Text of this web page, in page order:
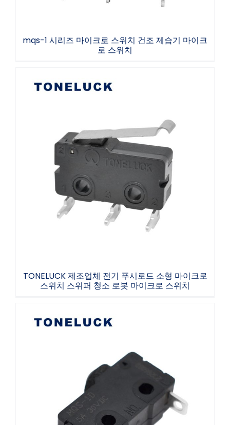
mqs-1 시리즈 마이크로 스위치 건조 제습기 마이크
로 스위치
TONELUCK 제조업체 전기 푸시로드 소형 마이
크로 스위치 스위퍼 청소 로봇 마이크로 스위
TONELUCK 제조업체 전기 푸시로드 소형 마이크로
스위치 스위퍼 청소 로봇 마이크로 스위치
MQS-1 마이크로 스위치 5A 2개 다리 버섯 머
리 LED 액세서리 마이크로 스위치